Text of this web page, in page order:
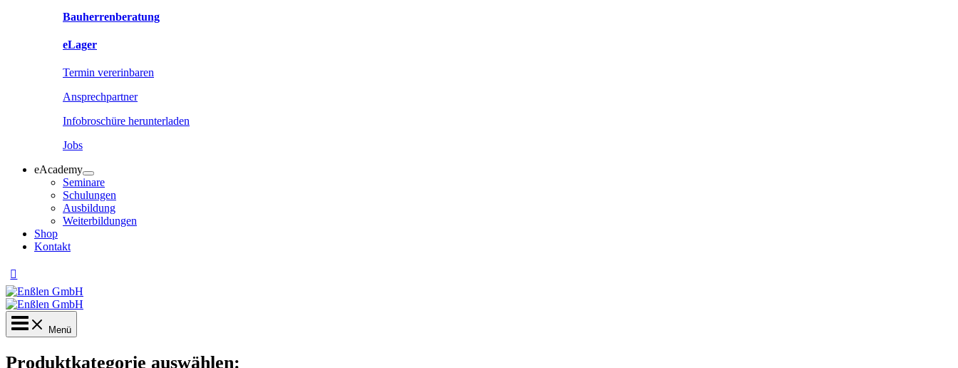
Bauherrenberatung
eLager
Termin vererinbaren
Ansprechpartner
Infobroschüre herunterladen
Jobs
eAcademy
Seminare
Schulungen
Ausbildung
Weiterbildungen
Shop
Kontakt
Menü
Produktkategorie auswählen: